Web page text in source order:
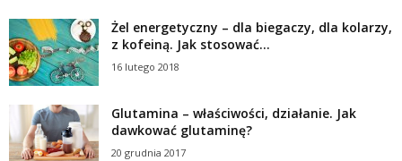
Żel energetyczny – dla biegaczy, dla kolarzy,
z kofeiną. Jak stosować...
16 lutego 2018
Glutamina – właściwości, działanie. Jak
dawkować glutaminę?
20 grudnia 2017